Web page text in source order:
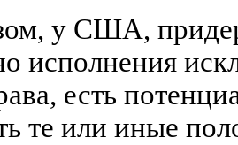
у США,
исполнения
есть
те или иные